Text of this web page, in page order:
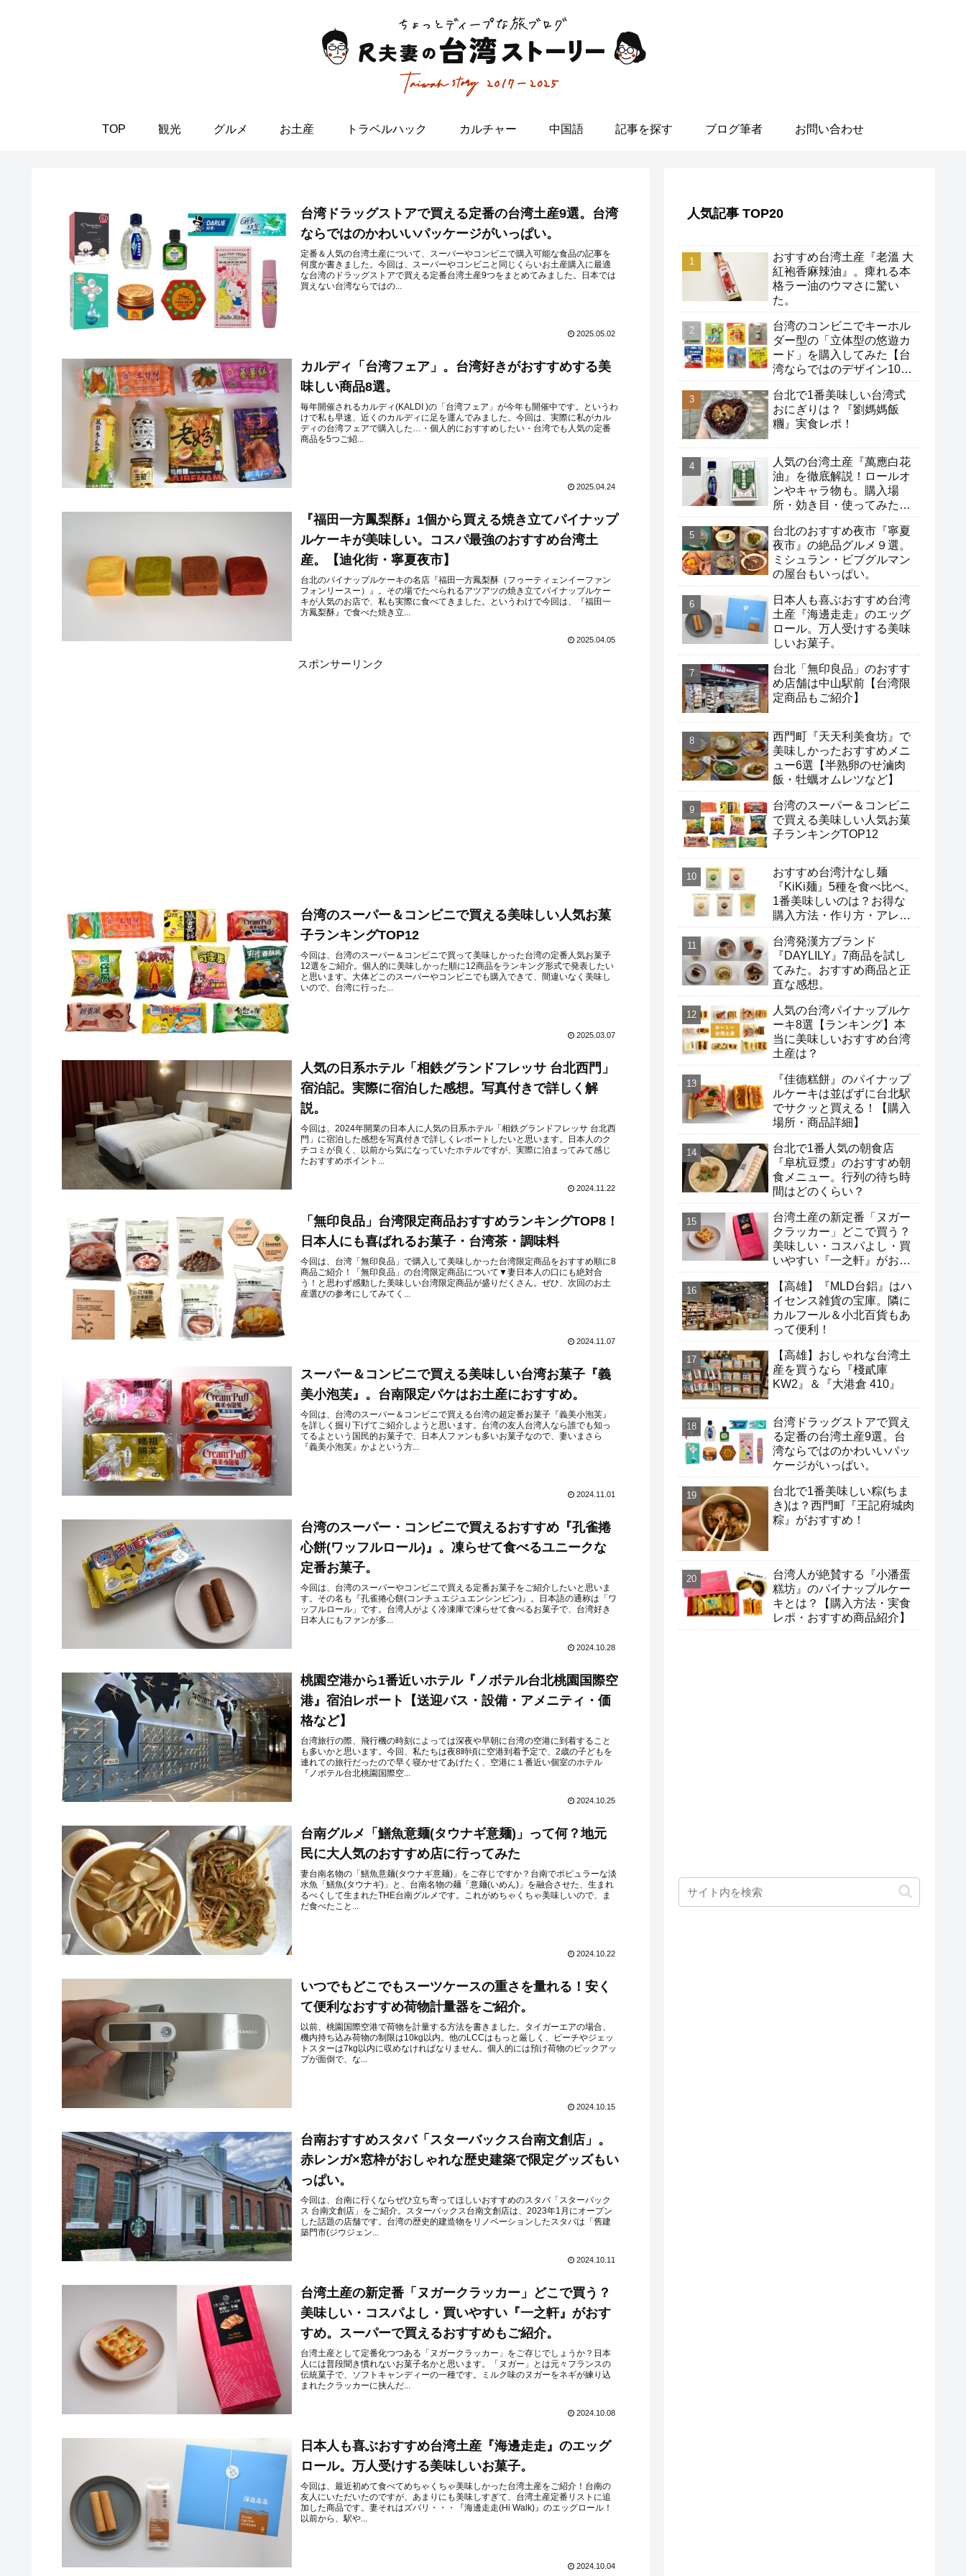
TOP 観光 グルメ お土産 トラベルハック カルチャー 中国語 記事を探す ブログ筆者 お問い合わせ
台湾ドラッグストアで買える定番の台湾土産9選。台湾
ならではのかわいいパッケージがいっぱい。
定番＆人気の台湾土産について、スーパーやコンビニで購入可能な食品の記事を
何度か書きました。今回は、スーパーやコンビニと同じくらいお土産購入に最適
な台湾のドラッグストアで買える定番台湾土産9つをまとめてみました。日本では
買えない台湾ならではの...
2025.05.02
カルディ「台湾フェア」。台湾好きがおすすめする美
味しい商品8選。
毎年開催されるカルディ(KALDI )の「台湾フェア」が今年も開催中です。というわ
けで私も早速、近くのカルディに足を運んでみました。今回は、実際に私がカル
ディの台湾フェアで購入した…・個人的におすすめしたい・台湾でも人気の定番
商品を5つご紹...
2025.04.24
『福田一方鳳梨酥』1個から買える焼き立てパイナップ
ルケーキが美味しい。コスパ最強のおすすめ台湾土
産。【迪化街・寧夏夜市】
台北のパイナップルケーキの名店『福田一方鳳梨酥（フゥーティェンイーファン
フォンリースー）』。その場でたべられるアツアツの焼き立てパイナップルケー
キが人気のお店で、私も実際に食べてきました。というわけで今回は、『福田一
方鳳梨酥』で食べた焼き立...
2025.04.05
スポンサーリンク
台湾のスーパー＆コンビニで買える美味しい人気お菓
子ランキングTOP12
今回は、台湾のスーパー＆コンビニで買って美味しかった台湾の定番人気お菓子
12選をご紹介。個人的に美味しかった順に12商品をランキング形式で発表したい
と思います。大体どこのスーパーやコンビニでも購入できて、間違いなく美味し
いので、台湾に行った...
2025.03.07
人気の日系ホテル「相鉄グランドフレッサ 台北西門」
宿泊記。実際に宿泊した感想。写真付きで詳しく解
説。
今回は、2024年開業の日本人に人気の日系ホテル「相鉄グランドフレッサ 台北西
門」に宿泊した感想を写真付きで詳しくレポートしたいと思います。日本人のク
チコミが良く、以前から気になっていたホテルですが、実際に泊まってみて感じ
たおすすめポイント...
2024.11.22
「無印良品」台湾限定商品おすすめランキングTOP8！
日本人にも喜ばれるお菓子・台湾茶・調味料
今回は、台湾「無印良品」で購入して美味しかった台湾限定商品をおすすめ順に8
商品ご紹介！「無印良品」の台湾限定商品について▼妻日本人の口にも絶対合
う！と思わず感動した美味しい台湾限定商品が盛りだくさん。ぜひ、次回のお土
産選びの参考にしてみてく...
2024.11.07
スーパー＆コンビニで買える美味しい台湾お菓子『義
美小泡芙』。台南限定パケはお土産におすすめ。
今回は、台湾のスーパー＆コンビニで買える台湾の超定番お菓子『義美小泡芙』
を詳しく掘り下げてご紹介しようと思います。台湾の友人台湾人なら誰でも知っ
てるよという国民的お菓子で、日本人ファンも多いお菓子なので、妻いまさら
『義美小泡芙』かよという方...
2024.11.01
台湾のスーパー・コンビニで買えるおすすめ『孔雀捲
心餅(ワッフルロール)』。凍らせて食べるユニークな
定番お菓子。
今回は、台湾のスーパーやコンビニで買える定番お菓子をご紹介したいと思いま
す。その名も『孔雀捲心餅(コンチュエジュエンシンビン)』。日本語の通称は「ワ
ッフルロール」です。台湾人がよく冷凍庫で凍らせて食べるお菓子で、台湾好き
日本人にもファンが多...
2024.10.28
桃園空港から1番近いホテル『ノボテル台北桃園国際空
港』宿泊レポート【送迎バス・設備・アメニティ・価
格など】
台湾旅行の際、飛行機の時刻によっては深夜や早朝に台湾の空港に到着すること
も多いかと思います。今回、私たちは夜8時頃に空港到着予定で、2歳の子どもを
連れての旅行だったので早く寝かせてあげたく、空港に１番近い個室のホテル
『ノボテル台北桃園国際空...
2024.10.25
台南グルメ「鱔魚意麺(タウナギ意麺)」って何？地元
民に大人気のおすすめ店に行ってみた
妻台南名物の「鱔魚意麺(タウナギ意麺)」をご存じですか？台南でポピュラーな淡
水魚「鱔魚(タウナギ)」と、台南名物の麺「意麺(いめん)」を融合させた、生まれ
るべくして生まれたTHE台南グルメです。これがめちゃくちゃ美味しいので、ま
だ食べたこと...
2024.10.22
いつでもどこでもスーツケースの重さを量れる！安く
て便利なおすすめ荷物計量器をご紹介。
以前、桃園国際空港で荷物を計量する方法を書きました。タイガーエアの場合、
機内持ち込み荷物の制限は10kg以内。他のLCCはもっと厳しく、ピーチやジェッ
トスターは7kg以内に収めなければなりません。個人的には預け荷物のピックアッ
プが面倒で、な...
2024.10.15
台南おすすめスタバ「スターバックス台南文創店」。
赤レンガ×窓枠がおしゃれな歴史建築で限定グッズもい
っぱい。
今回は、台南に行くならぜひ立ち寄ってほしいおすすめのスタバ「スターバック
ス 台南文創店」をご紹介。スターバックス台南文創店は、2023年1月にオープン
した話題の店舗です。台湾の歴史的建造物をリノベーションしたスタバは「舊建
築門市(ジウジェン...
2024.10.11
台湾土産の新定番「ヌガークラッカー」どこで買う？
美味しい・コスパよし・買いやすい『一之軒』がおす
すめ。スーパーで買えるおすすめもご紹介。
台湾土産として定番化つつある「ヌガークラッカー」をご存じでしょうか？日本
人には普段聞き慣れないお菓子名かと思います。「ヌガー」とは元々フランスの
伝統菓子で、ソフトキャンディーの一種です。ミルク味のヌガーをネギが練り込
まれたクラッカーに挟んだ...
2024.10.08
日本人も喜ぶおすすめ台湾土産『海邊走走』のエッグ
ロール。万人受けする美味しいお菓子。
今回は、最近初めて食べてめちゃくちゃ美味しかった台湾土産をご紹介！台南の
友人にいただいたのですが、あまりにも美味しすぎて、台湾土産定番リストに追
加した商品です。妻それはズバリ・・・『海邊走走(Hi Walk)』のエッグロール！
以前から、駅や...
2024.10.04
人気記事 TOP20
おすすめ台湾土産『老溫 大
紅袍香麻辣油』。痺れる本
格ラー油のウマさに驚い
た。
台湾のコンビニでキーホル
ダー型の「立体型の悠遊カ
ード」を購入してみた【台
湾ならではのデザイン10
台北で1番美味しい台湾式
おにぎりは？『劉媽媽飯
糰』実食レポ！
人気の台湾土産『萬應白花
油』を徹底解説！ロールオ
ンやキャラ物も。購入場
所・効き目・使ってみた感
台北のおすすめ夜市『寧夏
夜市』の絶品グルメ９選。
ミシュラン・ビブグルマン
の屋台もいっぱい。
日本人も喜ぶおすすめ台湾
土産『海邊走走』のエッグ
ロール。万人受けする美味
しいお菓子。
台北「無印良品」のおすす
め店舗は中山駅前【台湾限
定商品もご紹介】
西門町『天天利美食坊』で
美味しかったおすすめメニ
ュー6選【半熟卵のせ滷肉
飯・牡蠣オムレツなど】
台湾のスーパー＆コンビニ
で買える美味しい人気お菓
子ランキングTOP12
おすすめ台湾汁なし麺
『KiKi麺』5種を食べ比べ。
1番美味しいのは？お得な
購入方法・作り方・アレン
台湾発漢方ブランド
『DAYLILY』7商品を試し
てみた。おすすめ商品と正
直な感想。
人気の台湾パイナップルケ
ーキ8選【ランキング】本
当に美味しいおすすめ台湾
土産は？
『佳德糕餅』のパイナップ
ルケーキは並ばずに台北駅
でサクッと買える！【購入
場所・商品詳細】
台北で1番人気の朝食店
『阜杭豆漿』のおすすめ朝
食メニュー。行列の待ち時
間はどのくらい？
台湾土産の新定番「ヌガー
クラッカー」どこで買う？
美味しい・コスパよし・買
いやすい『一之軒』がおす
すすめもご紹介。
【高雄】『MLD台鋁』はハ
イセンス雑貨の宝庫。隣に
カルフール＆小北百貨もあ
って便利！
【高雄】おしゃれな台湾土
産を買うなら『棧貳庫
KW2』＆『大港倉 410』
台湾ドラッグストアで買え
る定番の台湾土産9選。台
湾ならではのかわいいパッ
ケージがいっぱい。
台北で1番美味しい粽(ちま
き)は？西門町『王記府城肉
粽』がおすすめ！
台湾人が絶賛する『小潘蛋
糕坊』のパイナップルケー
キとは？【購入方法・実食
レポ・おすすめ商品紹介】